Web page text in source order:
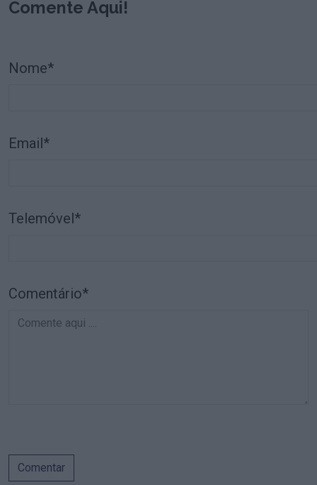
Comente Aqui!
Nome*
Email*
Telemóvel*
Comentário*
Comentar